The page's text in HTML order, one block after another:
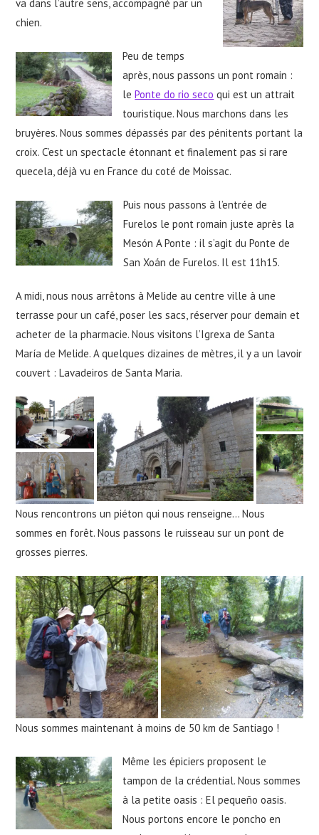
va dans l’autre sens, accompagné par un
chien.
Peu de temps
après, nous passons un pont romain :
lePonte do rio seco qui est un attrait
touristique. Nous marchons dans les
bruyères. Nous sommes dépassés par des pénitents portant la
croix. C’est un spectacle étonnant et finalement pas si rare
quecela, déjà vu en France du coté de Moissac.
Puis nous passons à l’entrée de
Furelos le pont romain juste après la
Mesón A Ponte : il s’agit du Ponte de
San Xoán de Furelos. Il est 11h15.
A midi, nous nous arrêtons à Melide au centre ville à une
terrasse pour un café, poser les sacs, réserver pour demain et
acheter de la pharmacie. Nous visitons l’Igrexa de Santa
María de Melide. A quelques dizaines de mètres, il y a un lavoir
couvert : Lavadeiros de Santa Maria.
Nous rencontrons un piéton qui nous renseigne… Nous
sommes en forêt. Nous passons le ruisseau sur un pont de
grosses pierres.
Nous sommes maintenant à moins de 50 km de Santiago !
Même les épiciers proposent le
tampon de la crédential. Nous sommes
à la petite oasis : El pequeño oasis.
Nous portons encore le poncho en